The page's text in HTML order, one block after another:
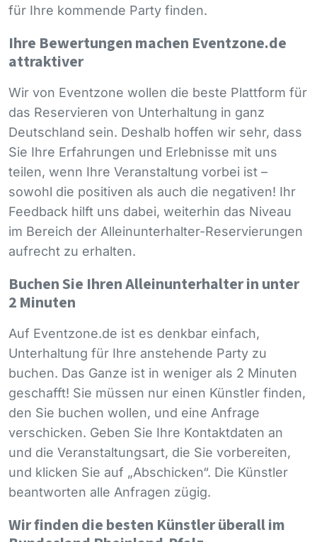
für Ihre kommende Party finden.
Ihre Bewertungen machen Eventzone.de
attraktiver
Wir von Eventzone wollen die beste Plattform für
das Reservieren von Unterhaltung in ganz
Deutschland sein. Deshalb hoffen wir sehr, dass
Sie Ihre Erfahrungen und Erlebnisse mit uns
teilen, wenn Ihre Veranstaltung vorbei ist –
sowohl die positiven als auch die negativen! Ihr
Feedback hilft uns dabei, weiterhin das Niveau
im Bereich der Alleinunterhalter-Reservierungen
aufrecht zu erhalten.
Buchen Sie Ihren Alleinunterhalter in unter
2 Minuten
Auf Eventzone.de ist es denkbar einfach,
Unterhaltung für Ihre anstehende Party zu
buchen. Das Ganze ist in weniger als 2 Minuten
geschafft! Sie müssen nur einen Künstler finden,
den Sie buchen wollen, und eine Anfrage
verschicken. Geben Sie Ihre Kontaktdaten an
und die Veranstaltungsart, die Sie vorbereiten,
und klicken Sie auf „Abschicken“. Die Künstler
beantworten alle Anfragen zügig.
Wir finden die besten Künstler überall im